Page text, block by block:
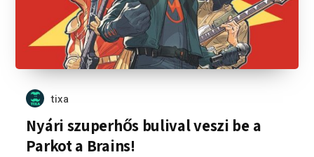
tixa
Nyári szuperhős bulival veszi be a
Parkot a Brains!